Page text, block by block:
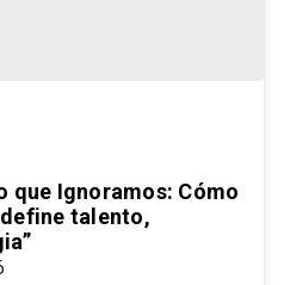
que Ignoramos: Cómo
talento,